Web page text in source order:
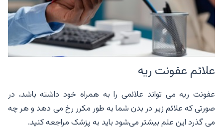
علائم عفونت ریه
عفونت ریه می تواند علائمی را به همراه خود داشته باشد، در
صورتی که علائم زیر در بدن شما به طور مکرر رخ می دهد و هر چه
می گذرد این علم بیشتر می‌شود باید به پزشک مراجعه کنید.